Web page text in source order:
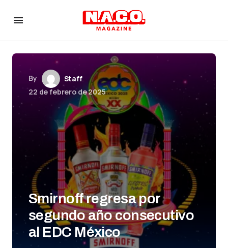
By
Staff
22 de febrero de 2025
Smirnoff regresa por
segundo año consecutivo
al EDC México